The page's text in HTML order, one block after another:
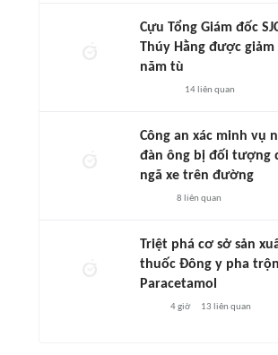
Cựu Tổng Giám đốc
Thúy Hằng được giảm
năm tù
14 liên quan
Công an xác minh vụ
đàn ông bị đối tượng
ngã xe trên đường
8 liên quan
Triệt phá cơ sở sản
thuốc Đông y pha trộn
Paracetamol
4 giờ 13 liên quan